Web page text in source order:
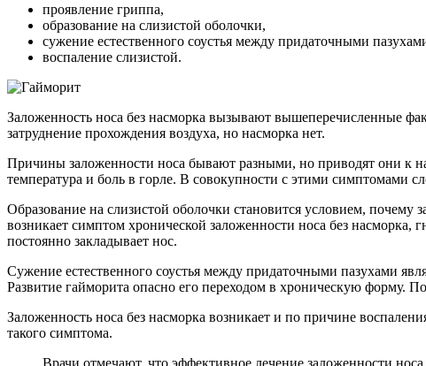
проявление гриппа,
образование на слизистой оболочки,
сужение естественного соустья между придаточными
воспаление слизистой.
Заложенность носа без насморка вызывают вышеперечисленные
затруднение прохождения воздуха, но насморка нет.
Причины заложенности носа бывают разными, но приводят они к
температура и боль в горле. В совокупности с этими симптомами
Образование на слизистой оболочки становится условием,
возникает симптом хронической заложенности носа без насморка,
постоянно закладывает нос.
Сужение естественного соустья между придаточными пазухами
Развитие гайморита опасно его переходом в хроническую форму.
Заложенность носа без насморка возникает и по причине
такого симптома.
Врачи отмечают, что эффективное лечение заложенности